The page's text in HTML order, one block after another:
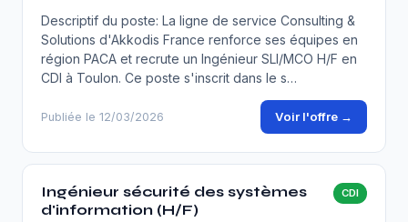
Descriptif du poste: La ligne de service Consulting &
Solutions d'Akkodis France renforce ses équipes en
région PACA et recrute un Ingénieur SLI/MCO H/F en
CDI à Toulon. Ce poste s'inscrit dans le s…
Publiée le 12/03/2026 Voir l'offre →
Ingénieur sécurité des systèmes
d'information (H/F)
CDI